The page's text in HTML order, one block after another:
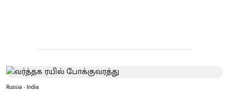
Russia - India